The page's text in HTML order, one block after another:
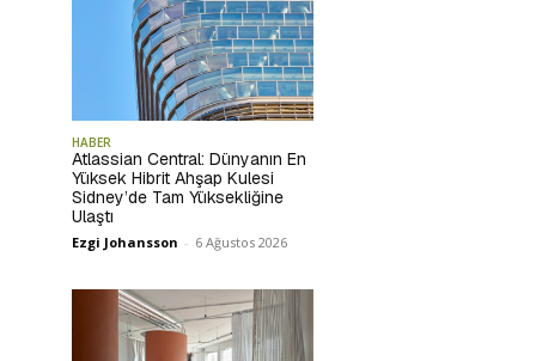
HABER
Atlassian Central: Dünyanın En
Yüksek Hibrit Ahşap Kulesi
Sidney’de Tam Yüksekliğine
Ulaştı
Ezgi Johansson - 6 Ağustos 2026